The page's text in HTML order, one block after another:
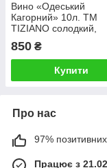
Вино «Одеський
Кагорний» 10л. ТМ
TIZIANO солодкий,
червоний
850 ₴
Купити
Про нас
97% позитивних
Працює з